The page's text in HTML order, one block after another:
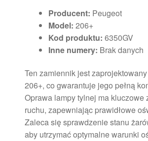
Producent: Peugeot
Model: 206+
Kod produktu: 6350GV
Inne numery: Brak danych
Ten zamiennik jest
206+, co gwarantuje jego pełną
Oprawa lampy tylnej ma
ruchu, zapewniając prawidłowe
Zaleca się sprawdzenie stanu
aby utrzymać optymalne warunki